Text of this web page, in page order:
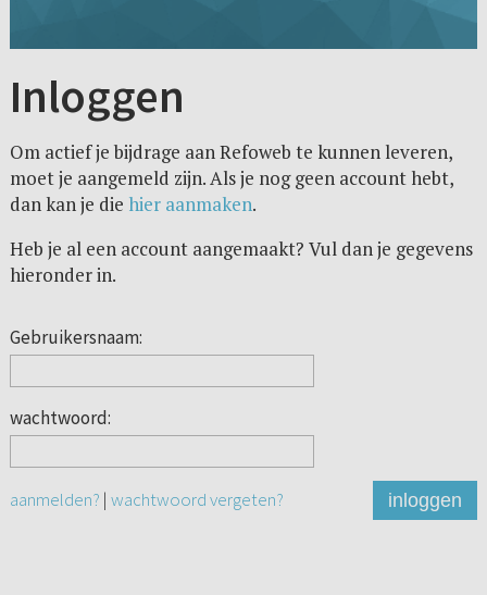
Inloggen
Om actief je bijdrage aan Refoweb te kunnen leveren,
moet je aangemeld zijn. Als je nog geen account hebt,
dan kan je die hier aanmaken.
Heb je al een account aangemaakt? Vul dan je gegevens
hieronder in.
Gebruikersnaam:
wachtwoord:
aanmelden? | wachtwoord vergeten? inloggen